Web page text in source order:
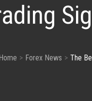
Forex News The